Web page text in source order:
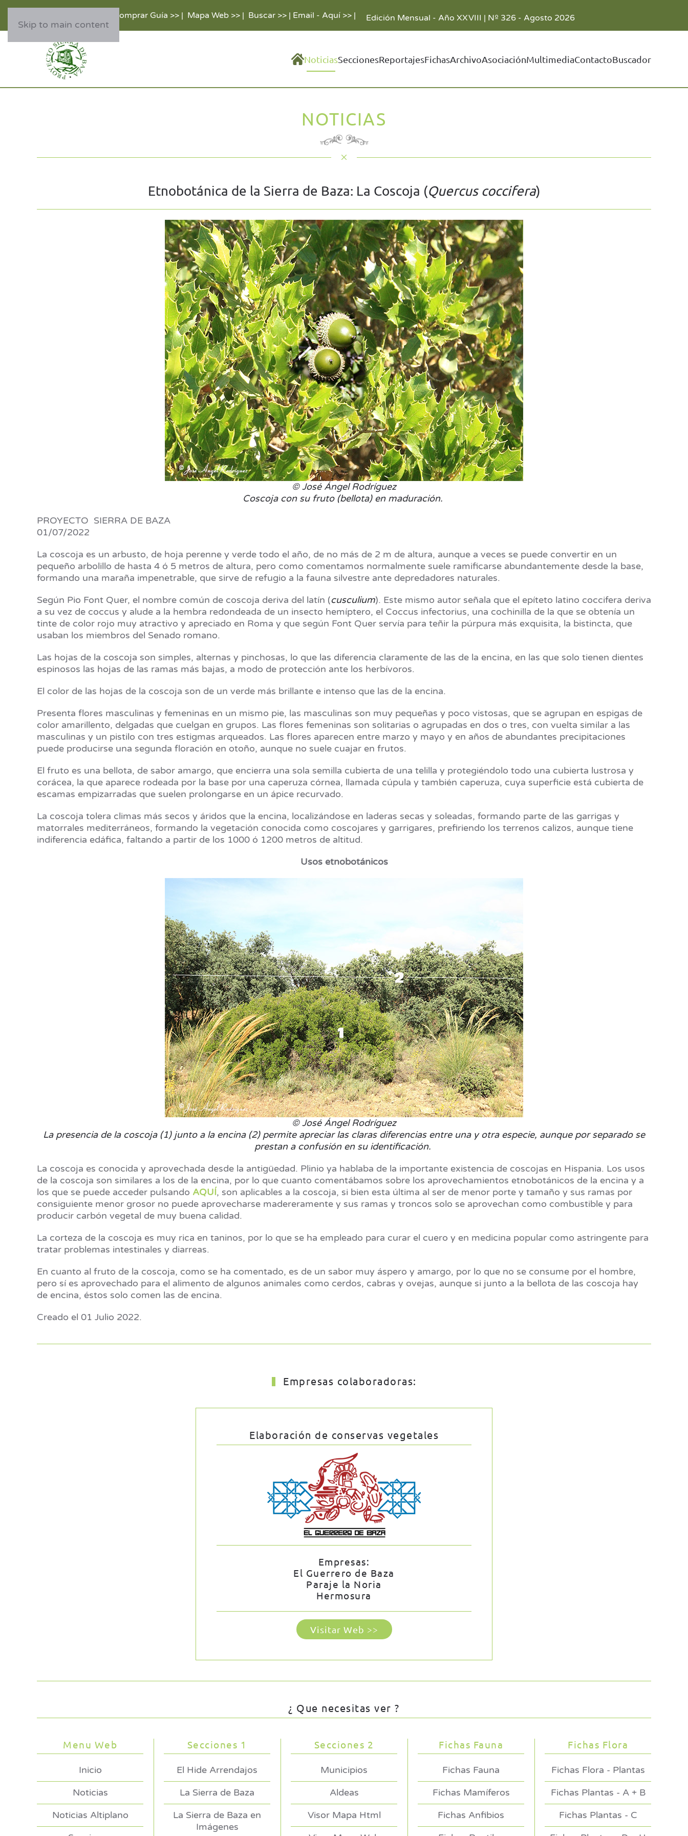
Skip to main content
Comprar Guía >>| Mapa Web >>| Buscar >>| Email - Aquí >>| Edición Mensual - Año XXVIII | Nº 326 - Agosto 2026
NoticiasSeccionesReportajesFichasArchivoAsociaciónMultimediaContactoBuscador
NOTICIAS
Etnobotánica de la Sierra de Baza: La Coscoja (Quercus coccifera)
© José Ángel Rodríguez
Coscoja con su fruto (bellota) en maduración.
PROYECTO SIERRA DE BAZA
01/07/2022
La coscoja es un arbusto, de hoja perenne y verde todo el año, de no más de 2 m de altura, aunque a veces se puede convertir en un
pequeño arbolillo de hasta 4 ó 5 metros de altura, pero como comentamos normalmente suele ramificarse abundantemente desde la base,
formando una maraña impenetrable, que sirve de refugio a la fauna silvestre ante depredadores naturales.
Según Pio Font Quer, el nombre común de coscoja deriva del latín (cusculium). Este mismo autor señala que el epíteto latino coccifera deriva
a su vez de coccus y alude a la hembra redondeada de un insecto hemíptero, el Coccus infectorius, una cochinilla de la que se obtenía un
tinte de color rojo muy atractivo y apreciado en Roma y que según Font Quer servía para teñir la púrpura más exquisita, la bistincta, que
usaban los miembros del Senado romano.
Las hojas de la coscoja son simples, alternas y pinchosas, lo que las diferencia claramente de las de la encina, en las que solo tienen dientes
espinosos las hojas de las ramas más bajas, a modo de protección ante los herbívoros.
El color de las hojas de la coscoja son de un verde más brillante e intenso que las de la encina.
Presenta flores masculinas y femeninas en un mismo pie, las masculinas son muy pequeñas y poco vistosas, que se agrupan en espigas de
color amarillento, delgadas que cuelgan en grupos. Las flores femeninas son solitarias o agrupadas en dos o tres, con vuelta similar a las
masculinas y un pistilo con tres estigmas arqueados. Las flores aparecen entre marzo y mayo y en años de abundantes precipitaciones
puede producirse una segunda floración en otoño, aunque no suele cuajar en frutos.
El fruto es una bellota, de sabor amargo, que encierra una sola semilla cubierta de una telilla y protegiéndolo todo una cubierta lustrosa y
corácea, la que aparece rodeada por la base por una caperuza córnea, llamada cúpula y también caperuza, cuya superficie está cubierta de
escamas empizarradas que suelen prolongarse en un ápice recurvado.
La coscoja tolera climas más secos y áridos que la encina, localizándose en laderas secas y soleadas, formando parte de las garrigas y
matorrales mediterráneos, formando la vegetación conocida como coscojares y garrigares, prefiriendo los terrenos calizos, aunque tiene
indiferencia edáfica, faltando a partir de los 1000 ó 1200 metros de altitud.
Usos etnobotánicos
© José Ángel Rodríguez
La presencia de la coscoja (1) junto a la encina (2) permite apreciar las claras diferencias entre una y otra especie, aunque por separado se
prestan a confusión en su identificación.
La coscoja es conocida y aprovechada desde la antigüedad. Plinio ya hablaba de la importante existencia de coscojas en Hispania. Los usos
de la coscoja son similares a los de la encina, por lo que cuanto comentábamos sobre los aprovechamientos etnobotánicos de la encina y a
los que se puede acceder pulsando AQUÍ, son aplicables a la coscoja, si bien esta última al ser de menor porte y tamaño y sus ramas por
consiguiente menor grosor no puede aprovecharse madereramente y sus ramas y troncos solo se aprovechan como combustible y para
producir carbón vegetal de muy buena calidad.
La corteza de la coscoja es muy rica en taninos, por lo que se ha empleado para curar el cuero y en medicina popular como astringente para
tratar problemas intestinales y diarreas.
En cuanto al fruto de la coscoja, como se ha comentado, es de un sabor muy áspero y amargo, por lo que no se consume por el hombre,
pero sí es aprovechado para el alimento de algunos animales como cerdos, cabras y ovejas, aunque si junto a la bellota de las coscoja hay
de encina, éstos solo comen las de encina.
Creado el 01 Julio 2022.
Empresas colaboradoras:
Elaboración de conservas vegetales
Empresas:
El Guerrero de Baza
Paraje la Noria
Hermosura
Visitar Web >>
¿ Que necesitas ver ?
Menu Web
Inicio
Noticias
Noticias Altiplano
Secciones 1
El Hide Arrendajos
La Sierra de Baza
La Sierra de Baza en
Imágenes
Secciones 2
Municipios
Aldeas
Visor Mapa Html
Fichas Fauna
Fichas Fauna
Fichas Mamíferos
Fichas Anfibios
Fichas Flora
Fichas Flora - Plantas
Fichas Plantas - A + B
Fichas Plantas - C